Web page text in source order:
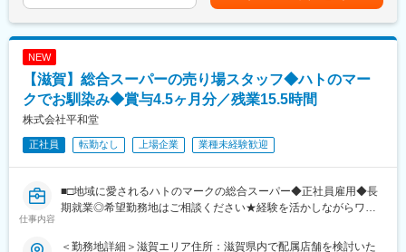
□当社について
参天製薬は、眼科領域に特化したグローバル製薬企業として、世
界中の人々の「見る力」を支えています。1890年の創業以来、目
開しています。
どの治療薬など
・一般用目薬の販売「サンテ」ブランドなど、日常的な目のケア
・眼科関連の医療機器・製剤技術の開発：使いやすく安全な点眼
る可能性があります。月給(月額)は固定手当を含めた表記です。
NEW
【滋賀】総合スーパーの売り場スタッフ◆ハトのマー
クでお馴染み◆賞与4.5ヶ月分／残業15.5時間
株式会社平和堂
正社員 転勤なし 上場企業 業種未経験歓迎
仕事内容
■□地域に愛されるハトのマークの総合スーパー◆正社員雇用◆長
期就業◎希望勤務地はご相談ください★経験を活かしながらワー
／平均勤続18.9年□■
＜勤務地詳細＞滋賀エリア住所：滋賀県内で配属店舗を検討いた